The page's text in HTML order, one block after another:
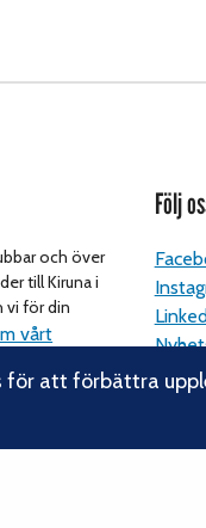
och över
till Kiruna i
vi för din
vårt
Följ
för att förbättra